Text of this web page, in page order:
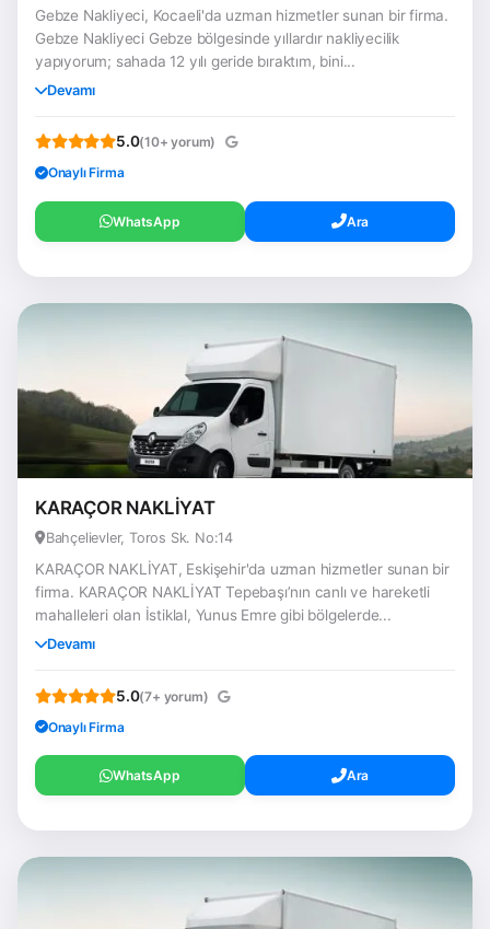
Gebze Nakliyeci, Kocaeli'da uzman hizmetler sunan bir firma.
Gebze Nakliyeci Gebze bölgesinde yıllardır nakliyecilik
yapıyorum; sahada 12 yılı geride bıraktım, bini...
Devamı
5.0(10+ yorum)
Onaylı Firma
WhatsApp Ara
KARAÇOR NAKLİYAT
Bahçelievler, Toros Sk. No:14
KARAÇOR NAKLİYAT, Eskişehir'da uzman hizmetler sunan bir
firma. KARAÇOR NAKLİYAT Tepebaşı’nın canlı ve hareketli
mahalleleri olan İstiklal, Yunus Emre gibi bölgelerde...
Devamı
5.0(7+ yorum)
Onaylı Firma
WhatsApp Ara